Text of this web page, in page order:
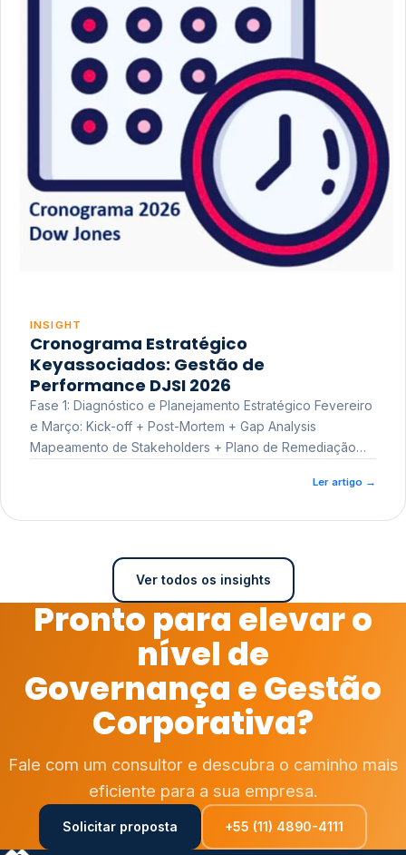
INSIGHT
Cronograma Estratégico
Keyassociados: Gestão de
Performance DJSI 2026
Fase 1: Diagnóstico e Planejamento Estratégico Fevereiro
e Março: Kick-off + Post-Mortem + Gap Analysis
Mapeamento de Stakeholders + Plano de Remediação
Ler artigo →
Ver todos os insights
Pronto para elevar o
nível de
Governança e Gestão
Corporativa?
Fale com um consultor e descubra o caminho mais
eficiente para a sua empresa.
Solicitar proposta +55 (11) 4890-4111